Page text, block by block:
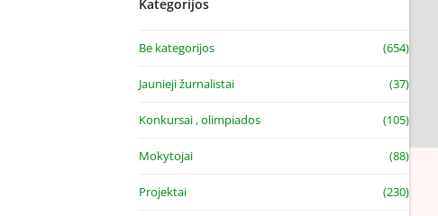
Kategorijos
Be kategorijos (654)
Jaunieji žurnalistai (37)
Konkursai , olimpiados (105)
Mokytojai (88)
Projektai (230)